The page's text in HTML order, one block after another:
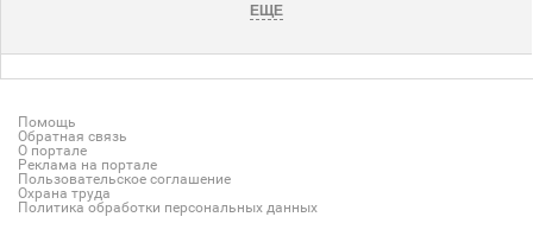
ЕЩЕ
Помощь
Обратная связь
О портале
Реклама на портале
Пользовательское соглашение
Охрана труда
Политика обработки персональных данных